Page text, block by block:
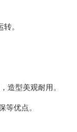
。
造型美观耐用。
等优点。